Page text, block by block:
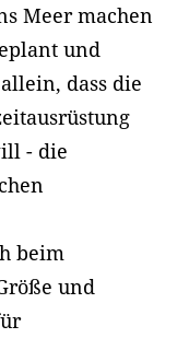
Meer machen
und
dass die
- die
beim
und